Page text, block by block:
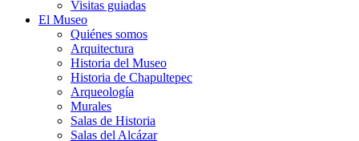
Visitas guiadas
El Museo
Quiénes somos
Arquitectura
Historia del Museo
Historia de Chapultepec
Arqueología
Murales
Salas de Historia
Salas del Alcázar